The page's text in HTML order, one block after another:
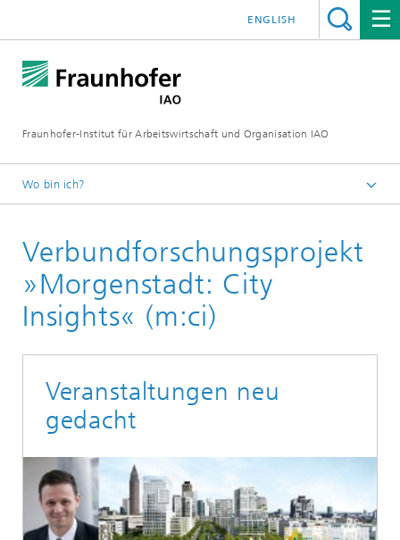
Fraunhofer-Institut für Arbeitswirtschaft und Organisation IAO
ENGLISH
Wo bin ich?
Forschung
Forschungsbereiche
Stadtsystem-Gestaltung
Verbund­forschungs­projekt
»Morgenstadt: City
Insights« (m:ci)
Veranstaltungen neu
gedacht